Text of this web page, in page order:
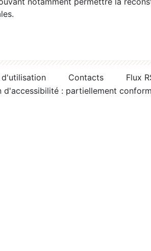
Contacts
Flux
d'accessibilité : partiellement